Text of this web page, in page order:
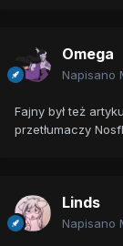
Omega
Napisano
Fajny był też
przetłumaczy
Linds
Napisano